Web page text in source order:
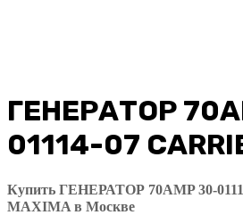
ГЕНЕРАТОР
01114-07
Купить ГЕНЕРАТОР 70AMP 30-
MAXIMA в Москве